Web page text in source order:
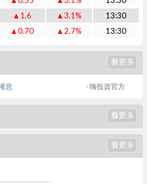
▲1.6 ▲3.1%
13:30
▲0.70 ▲2.7% 13:30
- 嗨投資官方
息